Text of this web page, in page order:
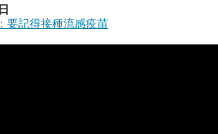
要記得接種流感疫苗